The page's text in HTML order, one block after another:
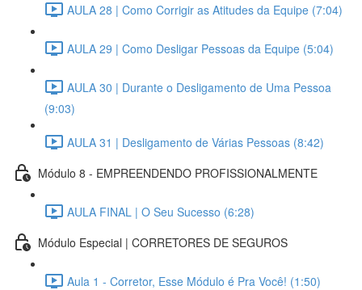
AULA 28 | Como Corrigir as Atitudes da Equipe (7:04)
AULA 29 | Como Desligar Pessoas da Equipe (5:04)
AULA 30 | Durante o Desligamento de Uma Pessoa
(9:03)
AULA 31 | Desligamento de Várias Pessoas (8:42)
Módulo 8 - EMPREENDENDO PROFISSIONALMENTE
AULA FINAL | O Seu Sucesso (6:28)
Módulo Especial | CORRETORES DE SEGUROS
Aula 1 - Corretor, Esse Módulo é Pra Você! (1:50)